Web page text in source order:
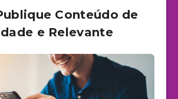
Conteúdo de
e Relevante